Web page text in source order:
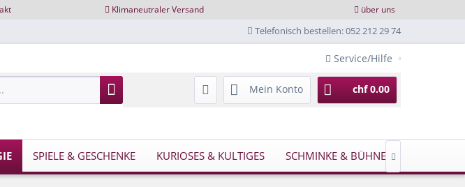
Klimaneutraler Versand über uns
Telefonisch bestellen: 052 212 29 74
Service/Hilfe
Mein Konto chf 0.00
SPIELE & GESCHENKE KURIOSES & KULTIGES SCHMINKE & BÜHNE 